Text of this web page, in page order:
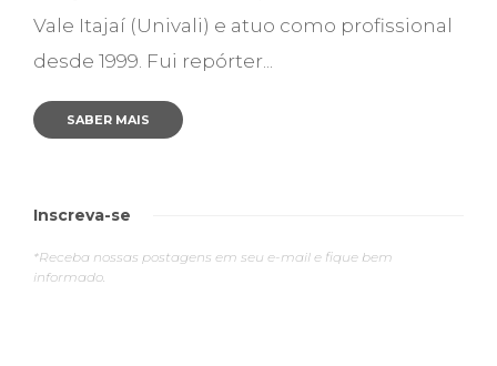
Vale Itajaí (Univali) e atuo como profissional
desde 1999. Fui repórter...
SABER MAIS
Inscreva-se
*Receba nossas postagens em seu e-mail e fique bem
informado.